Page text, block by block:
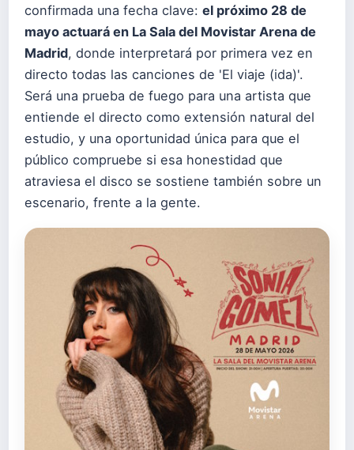
confirmada una fecha clave: el próximo 28 de
mayo actuará en La Sala del Movistar Arena de
Madrid, donde interpretará por primera vez en
directo todas las canciones de 'El viaje (ida)'.
Será una prueba de fuego para una artista que
entiende el directo como extensión natural del
estudio, y una oportunidad única para que el
público compruebe si esa honestidad que
atraviesa el disco se sostiene también sobre un
escenario, frente a la gente.